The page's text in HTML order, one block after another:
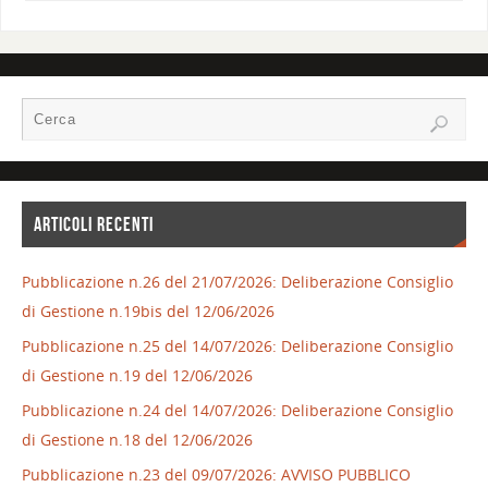
ARTICOLI RECENTI
Pubblicazione n.26 del 21/07/2026: Deliberazione Consiglio
di Gestione n.19bis del 12/06/2026
Pubblicazione n.25 del 14/07/2026: Deliberazione Consiglio
di Gestione n.19 del 12/06/2026
Pubblicazione n.24 del 14/07/2026: Deliberazione Consiglio
di Gestione n.18 del 12/06/2026
Pubblicazione n.23 del 09/07/2026: AVVISO PUBBLICO